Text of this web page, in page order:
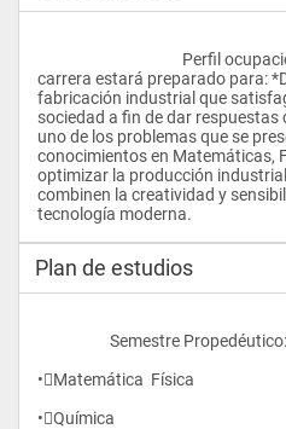
carrera estará preparado para:
fabricación industrial que
sociedad a fin de dar respuestas
uno de los problemas que se
conocimientos en Matemáticas,
optimizar la producción
combinen la creatividad y
Plan de estudios
                    Semestre Propedéutico:
•Matemática  Física
•Química